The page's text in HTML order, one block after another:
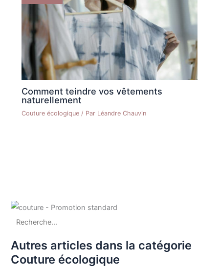
Comment teindre vos vêtements
naturellement
Couture écologique / Par Léandre Chauvin
Autres articles dans la catégorie
Couture écologique